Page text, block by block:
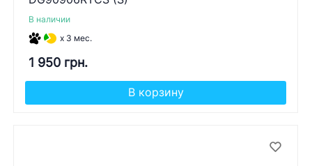
В наличии
x 3 мес.
1 950 грн.
В корзину